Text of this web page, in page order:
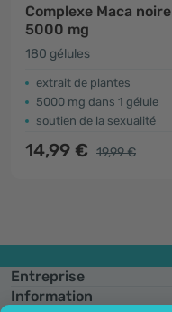
Complexe Maca noire
5000 mg
180 gélules
extrait de plantes
5000 mg dans 1 gélule
soutien de la sexualité
14,99 € 19,99 €
Entreprise
Information